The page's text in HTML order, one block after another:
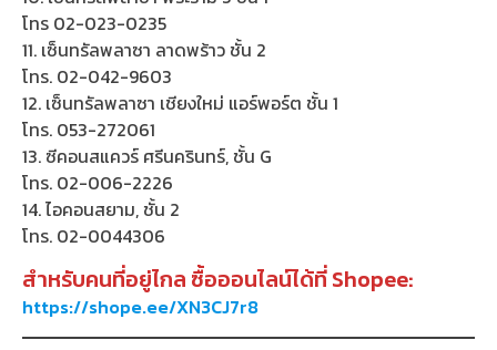
โทร 02-023-0235
11. เซ็นทรัลพลาซา ลาดพร้าว ชั้น 2
โทร. 02-042-9603
12. เซ็นทรัลพลาซา เชียงใหม่ แอร์พอร์ต ชั้น 1
โทร. 053-272061
13. ซีคอนสแควร์ ศรีนครินทร์, ชั้น G
โทร. 02-006-2226
14. ไอคอนสยาม, ชั้น 2
โทร. 02-0044306
สำหรับคนที่อยู่ไกล ซื้อออนไลน์ได้ที่ Shopee:
https://shope.ee/XN3CJ7r8